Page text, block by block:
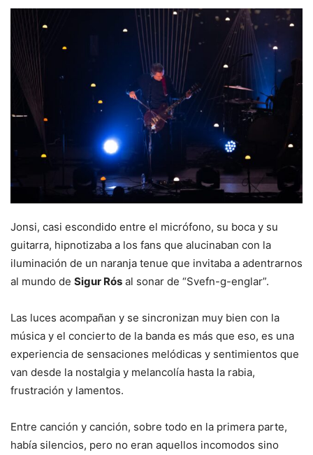
Jonsi, casi escondido entre el micrófono, su boca y su
guitarra, hipnotizaba a los fans que alucinaban con la
iluminación de un naranja tenue que invitaba a adentrarnos
al mundo de Sigur Rós al sonar de “Svefn-g-englar”.
Las luces acompañan y se sincronizan muy bien con la
música y el concierto de la banda es más que eso, es una
experiencia de sensaciones melódicas y sentimientos que
van desde la nostalgia y melancolía hasta la rabia,
frustración y lamentos.
Entre canción y canción, sobre todo en la primera parte,
había silencios, pero no eran aquellos incomodos sino